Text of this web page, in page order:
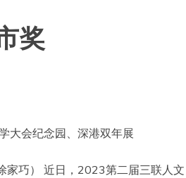
奖
大会纪念园、深港双年展
巧） 近日，2023第二届三联人文